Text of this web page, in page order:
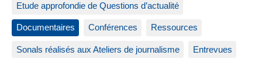
Etude approfondie de Questions d’actualité
Documentaires Conférences Ressources
Sonals réalisés aux Ateliers de journalisme Entrevues